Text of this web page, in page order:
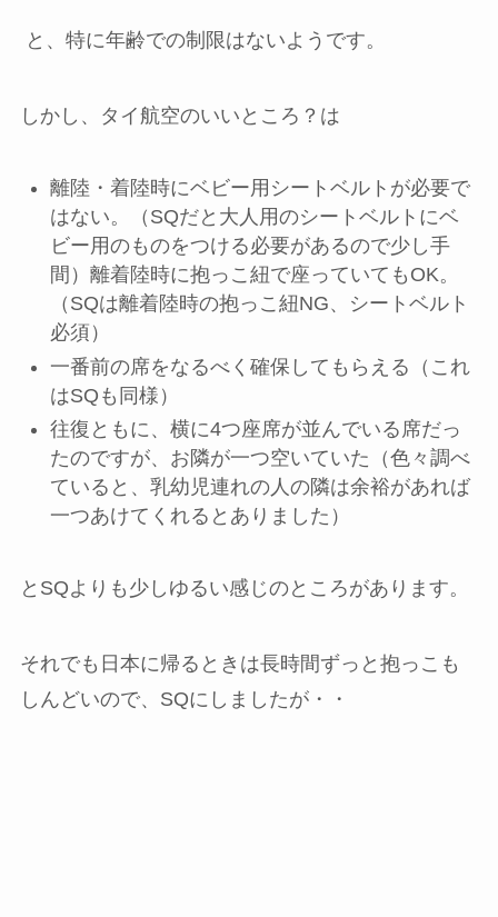
と、特に年齢での制限はないようです。
しかし、タイ航空のいいところ？は
離陸・着陸時にベビー用シートベルトが必要で
はない。（SQだと大人用のシートベルトにベ
ビー用のものをつける必要があるので少し手
間）離着陸時に抱っこ紐で座っていてもOK。
（SQは離着陸時の抱っこ紐NG、シートベルト
必須）
一番前の席をなるべく確保してもらえる（これ
はSQも同様）
往復ともに、横に4つ座席が並んでいる席だっ
たのですが、お隣が一つ空いていた（色々調べ
ていると、乳幼児連れの人の隣は余裕があれば
一つあけてくれるとありました）
とSQよりも少しゆるい感じのところがあります。
それでも日本に帰るときは長時間ずっと抱っこも
しんどいので、SQにしましたが・・